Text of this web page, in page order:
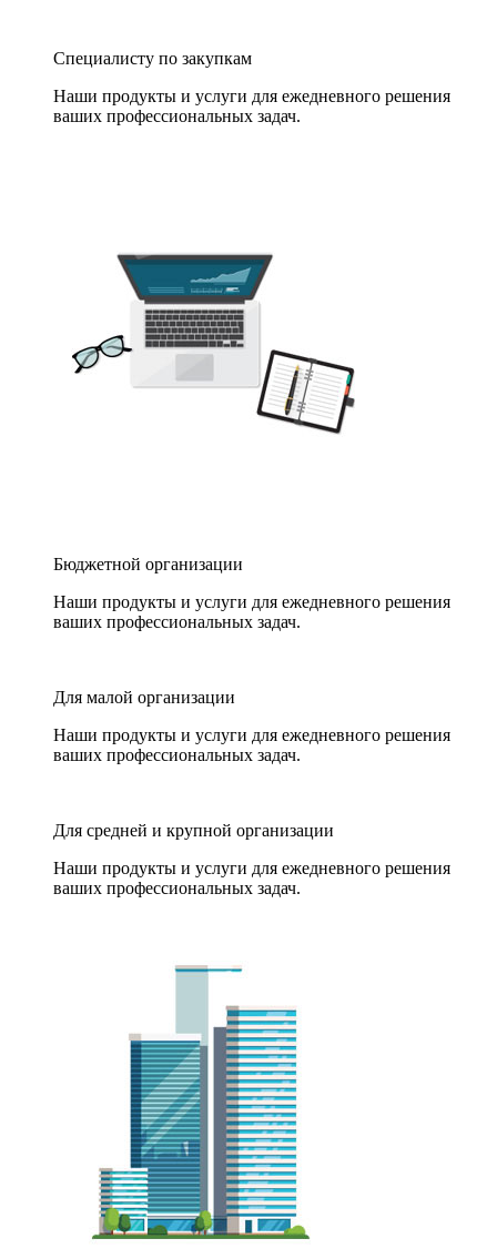
Специалисту по закупкам
Наши продукты и услуги для ежедневного решения
ваших профессиональных задач.
Бюджетной организации
Наши продукты и услуги для ежедневного решения
ваших профессиональных задач.
Для малой организации
Наши продукты и услуги для ежедневного решения
ваших профессиональных задач.
Для средней и крупной организации
Наши продукты и услуги для ежедневного решения
ваших профессиональных задач.